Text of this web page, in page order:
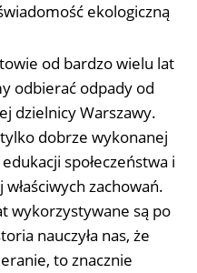
ekologiczną
od bardzo wielu lat
odbierać odpady od
dzielnicy Warszawy.
dobrze wykonanej
społeczeństwa i
zachowań.
wykorzystywane są po
nauczyła nas, że
to znacznie